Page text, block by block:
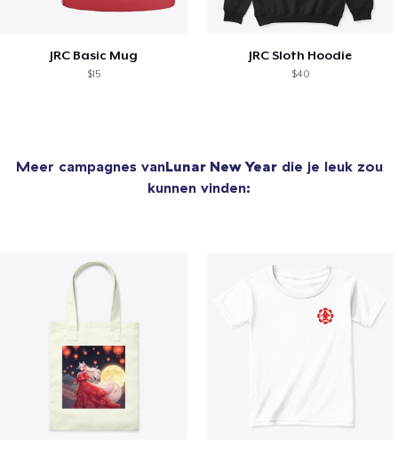
JRC Basic Mug
$15
JRC Sloth Hoodie
$40
Meer campagnes vanLunar New Yeardie je leuk zou
kunnen vinden: